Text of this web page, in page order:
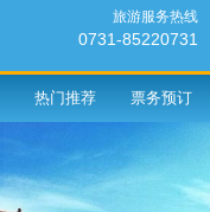
旅游服务热线
0731-85220731
热门推荐 票务预订